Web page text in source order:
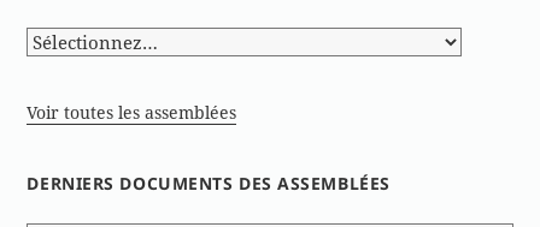
Voir toutes les assemblées
DERNIERS DOCUMENTS DES ASSEMBLÉES